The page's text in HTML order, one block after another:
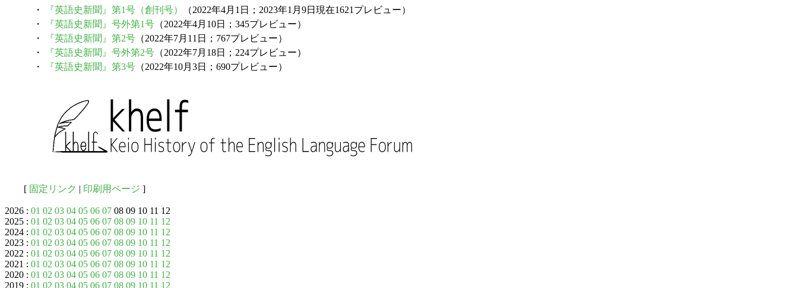
・ 『英語史新聞』第1号（創刊号）
（2022年4月1日；2023年1月9日現在1621プレビュー）
・
『英語史新聞』号外第1号 （2022年4月10日；345プレビュー）
・
『英語史新聞』第2号 （2022年7月11日；767プレビュー）
・
『英語史新聞』号外第2号 （2022年7月18日；224プレビュー）
・
『英語史新聞』第3号 （2022年10月3日；690プレビュー）
[ 固定リンク | 印刷用ページ ]
2026 : 01 02 03 04 05 06 07 08 09 10 11 12
2025 : 01 02 03 04 05 06 07 08 09 10 11 12
2024 : 01 02 03 04 05 06 07 08 09 10 11 12
2023 : 01 02 03 04 05 06 07 08 09 10 11 12
2022 : 01 02 03 04 05 06 07 08 09 10 11 12
2021 : 01 02 03 04 05 06 07 08 09 10 11 12
2020 : 01 02 03 04 05 06 07 08 09 10 11 12
2019 : 01 02 03 04 05 06 07 08 09 10 11 12